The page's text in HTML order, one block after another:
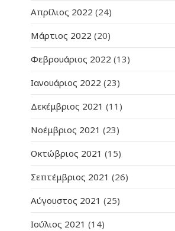
Απρίλιος 2022 (24)
Μάρτιος 2022 (20)
Φεβρουάριος 2022 (13)
Ιανουάριος 2022 (23)
Δεκέμβριος 2021 (11)
Νοέμβριος 2021 (23)
Οκτώβριος 2021 (15)
Σεπτέμβριος 2021 (26)
Αύγουστος 2021 (25)
Ιούλιος 2021 (14)